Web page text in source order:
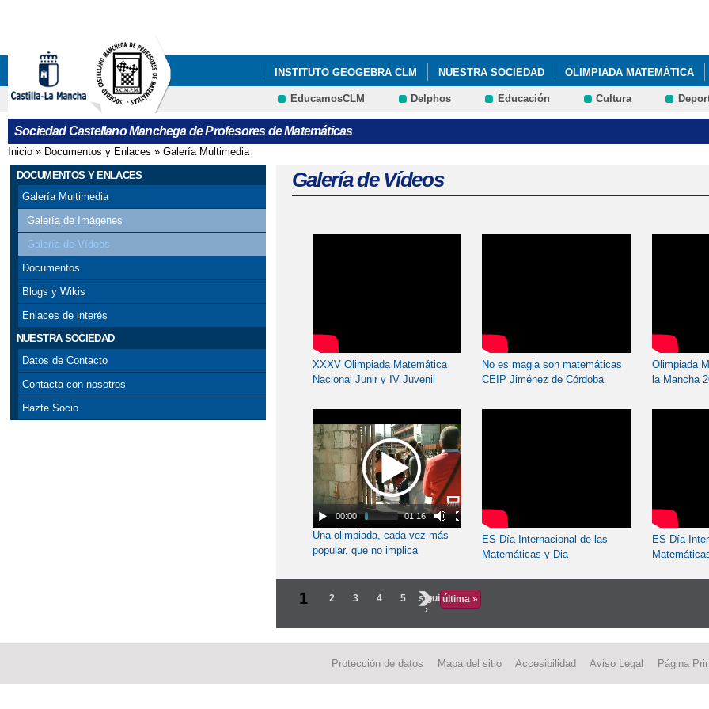
INSTITUTO GEOGEBRA CLM NUESTRA SOCIEDAD OLIMPIADA MATEMÁTICA
GALA DEL CONCURSO UTILIZA MATEMÁTICAS 2016 VISITA DE PEDRO MIGUEL
X CONCURSO DE CARTELES OLIMPIADA MATEMÁTICA DE CASTILLA LA MANCHA
EducamosCLM Delphos Educación Cultura
Sociedad Castellano Manchega de Profesores de Matemáticas
Se encuentra usted aquí
Inicio » Documentos y Enlaces » Galería Multimedia
DOCUMENTOS Y ENLACES
Galería Multimedia
Galería de Imágenes
Galería de Vídeos
Documentos
Blogs y Wikis
Enlaces de interés
NUESTRA SOCIEDAD
Datos de Contacto
Contacta con nosotros
Hazte Socio
Galería de Vídeos
XXXV Olimpiada Matemática
Nacional Junir y IV Juvenil
No es magia son matemáticas
CEIP Jiménez de Córdoba
Olimpiada
la Mancha
00:00 01:16
Una olimpiada, cada vez más
popular, que no implica
ES Día Internacional de las
Matemáticas y Dia
ES Día
1 2 3 4 5
siguiente
›
última »
Protección de datos Mapa del sitio Accesibilidad Aviso Legal Página